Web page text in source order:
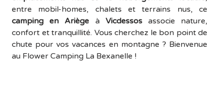
entre mobil-homes, chalets et terrains nus, ce
camping en Ariège à Vicdessosassocie nature,
confort et tranquillité. Vous cherchez le bon point de
chute pour vos vacances en montagne ? Bienvenue
au Flower Camping La Bexanelle !